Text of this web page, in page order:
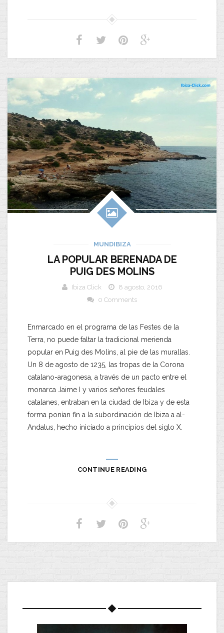
MUNDIBIZA
LA POPULAR BERENADA DE
PUIG DES MOLINS
Ibiza Click
8 agosto, 2016
0 Comments
Enmarcado en el programa de las Festes de la
Terra, no puede faltar la tradicional merienda
popular en Puig des Molins, al pie de las murallas.
Un 8 de agosto de 1235, las tropas de la Corona
catalano-aragonesa, a través de un pacto entre el
monarca Jaime I y varios señores feudales
catalanes, entraban en la ciudad de Ibiza y de esta
forma ponían fin a la subordinación de Ibiza a al-
Andalus, hecho iniciado a principios del siglo X.
CONTINUE READING